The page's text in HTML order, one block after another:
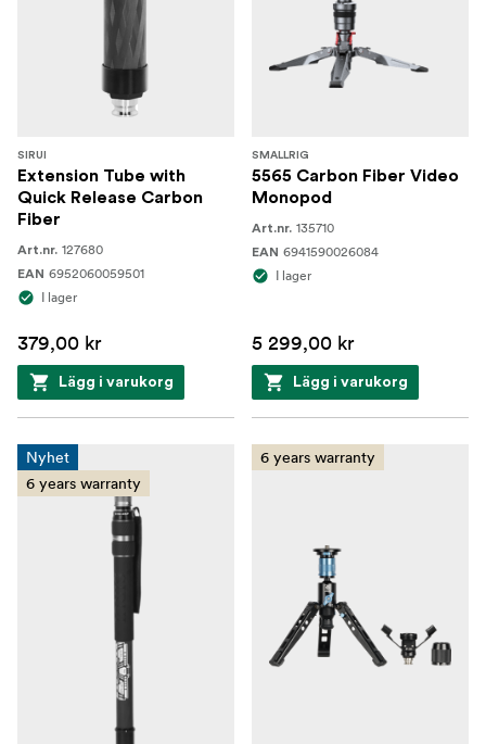
SIRUI
Extension Tube with
Quick Release Carbon
Fiber
Art.nr. 127680
EAN 6952060059501
I lager
379,00 kr
Lägg i varukorg
SMALLRIG
5565 Carbon Fiber Video
Monopod
Art.nr. 135710
EAN 6941590026084
I lager
5 299,00 kr
Lägg i varukorg
Nyhet
6 years warranty
6 years warranty